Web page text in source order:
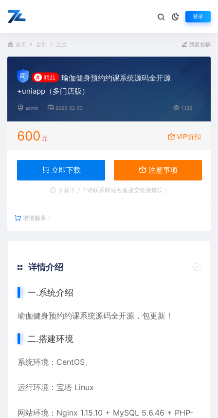
登录
首页 全部 正文 我要投稿
# 精品
瑜伽健身预约约课系统源码全开源
+uniapp（多门店版）
admin 2025-02-03 1,135
600 元 VIP折扣
立即下载 注意事项
下载不了？请联系网站客服提交链接错误！
增值服务：
详情介绍
一.系统介绍
瑜伽健身预约约课系统源码全开源，包更新！
二.搭建环境
系统环境：CentOS、
运行环境：宝塔 Linux
网站环境：Nginx 1.15.10 + MySQL 5.6.46 + PHP-